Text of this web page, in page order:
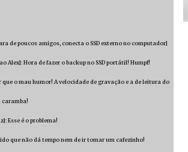
de poucos amigos, conecta o SSD externo no computador]
Alex]: Hora de fazer o backup no SSD portátil! Humpf!
que o mau humor! A velocidade de gravação e a de leitura do
caramba!
Esse é o problema!
que não dá tempo nem de ir tomar um cafezinho!